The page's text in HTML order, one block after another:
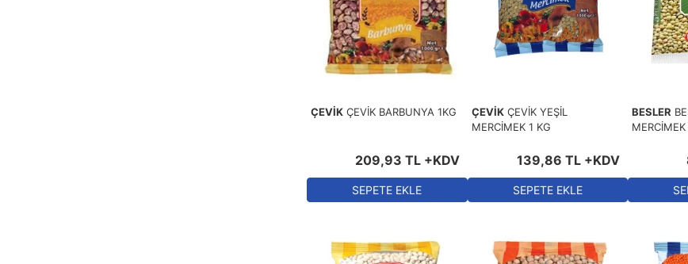
ÇEVİK ÇEVİK BARBUNYA 1KG
209,93 TL+KDV
SEPETE EKLE
ÇEVİK ÇEVİK YEŞİL
MERCİMEK 1 KG
139,86 TL +KDV
SEPETE EKLE
BESLER
MERCİMEK